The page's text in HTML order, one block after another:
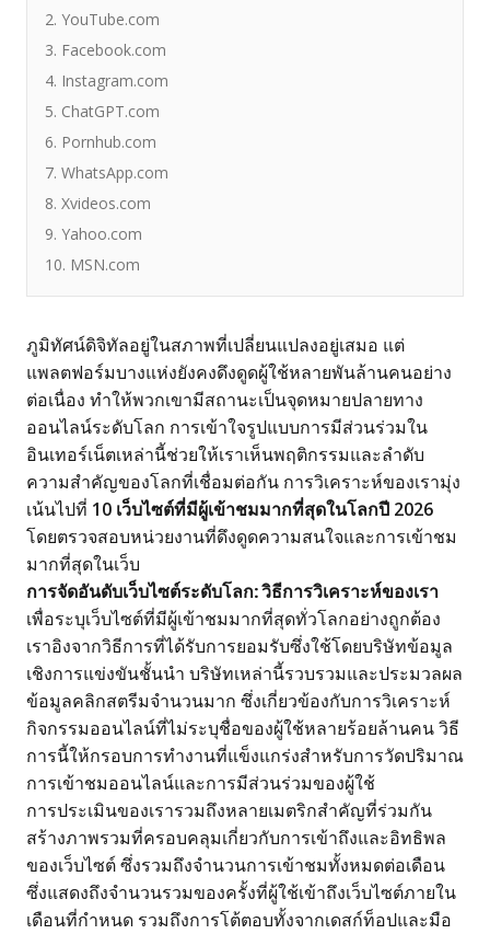
2. YouTube.com
3. Facebook.com
4. Instagram.com
5. ChatGPT.com
6. Pornhub.com
7. WhatsApp.com
8. Xvideos.com
9. Yahoo.com
10. MSN.com
ภูมิทัศน์ดิจิทัลอยู่ในสภาพที่เปลี่ยนแปลงอยู่เสมอ แต่
แพลตฟอร์มบางแห่งยังคงดึงดูดผู้ใช้หลายพันล้านคนอย่าง
ต่อเนื่อง ทำให้พวกเขามีสถานะเป็นจุดหมายปลายทาง
ออนไลน์ระดับโลก การเข้าใจรูปแบบการมีส่วนร่วมใน
อินเทอร์เน็ตเหล่านี้ช่วยให้เราเห็นพฤติกรรมและลำดับ
ความสำคัญของโลกที่เชื่อมต่อกัน การวิเคราะห์ของเรามุ่ง
เน้นไปที่ 10 เว็บไซต์ที่มีผู้เข้าชมมากที่สุดในโลกปี 2026
โดยตรวจสอบหน่วยงานที่ดึงดูดความสนใจและการเข้าชม
มากที่สุดในเว็บ
การจัดอันดับเว็บไซต์ระดับโลก: วิธีการวิเคราะห์ของเรา
เพื่อระบุเว็บไซต์ที่มีผู้เข้าชมมากที่สุดทั่วโลกอย่างถูกต้อง
เราอิงจากวิธีการที่ได้รับการยอมรับซึ่งใช้โดยบริษัทข้อมูล
เชิงการแข่งขันชั้นนำ บริษัทเหล่านี้รวบรวมและประมวลผล
ข้อมูลคลิกสตรีมจำนวนมาก ซึ่งเกี่ยวข้องกับการวิเคราะห์
กิจกรรมออนไลน์ที่ไม่ระบุชื่อของผู้ใช้หลายร้อยล้านคน วิธี
การนี้ให้กรอบการทำงานที่แข็งแกร่งสำหรับการวัดปริมาณ
การเข้าชมออนไลน์และการมีส่วนร่วมของผู้ใช้
การประเมินของเรารวมถึงหลายเมตริกสำคัญที่ร่วมกัน
สร้างภาพรวมที่ครอบคลุมเกี่ยวกับการเข้าถึงและอิทธิพล
ของเว็บไซต์ ซึ่งรวมถึงจำนวนการเข้าชมทั้งหมดต่อเดือน
ซึ่งแสดงถึงจำนวนรวมของครั้งที่ผู้ใช้เข้าถึงเว็บไซต์ภายใน
เดือนที่กำหนด รวมถึงการโต้ตอบทั้งจากเดสก์ท็อปและมือ